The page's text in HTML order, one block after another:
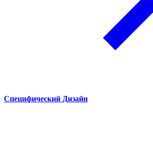
Специфический Дизайн